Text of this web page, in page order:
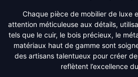
Chaque pièce de mobilier de luxe
attention méticuleuse aux détails,
tels que le cuir, le bois précieux, le
matériaux haut de gamme sont
des artisans talentueux pour créer
reflètent l’excellence